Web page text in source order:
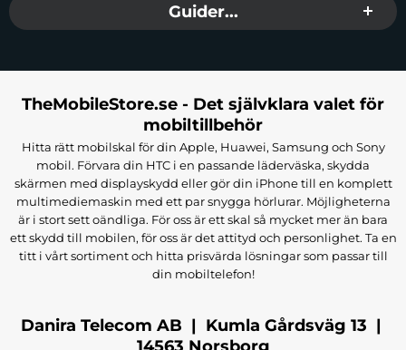
Guider...
TheMobileStore.se - Det självklara valet för
mobiltillbehör
Hitta rätt mobilskal för din Apple, Huawei, Samsung och Sony
mobil. Förvara din HTC i en passande läderväska, skydda
skärmen med displayskydd eller gör din iPhone till en komplett
multimediemaskin med ett par snygga hörlurar. Möjligheterna
är i stort sett oändliga. För oss är ett skal så mycket mer än bara
ett skydd till mobilen, för oss är det attityd och personlighet. Ta en
titt i vårt sortiment och hitta prisvärda lösningar som passar till
din mobiltelefon!
Danira Telecom AB | Kumla Gårdsväg 13 |
14563 Norsborg